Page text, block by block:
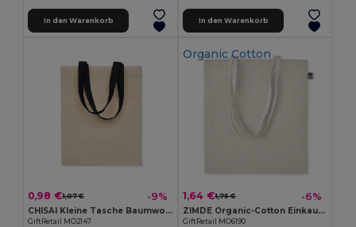
In den Warenkorb In den Warenkorb
0,98 €1,07 € -9%
CHISAI Kleine Tasche Baumwolle 140 g
GiftRetail MO2147
Organic Cotton
1,64 €1,75 € -6%
ZIMDE Organic-Cotton Einkaufstasche
GiftRetail MO6190